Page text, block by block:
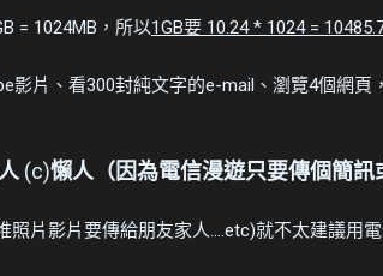
= 1024MB，所以1GB要 10.24 * 1024 =
影片、看300封純文字的e-mail、瀏覽4個網頁
(c)懶人（因為電信漫遊只要傳個簡訊
片影片要傳給朋友家人....etc)就不太建議用電